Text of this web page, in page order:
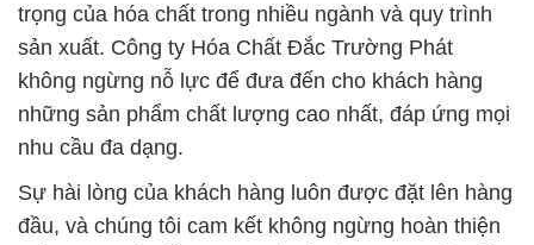
trọng của hóa chất trong nhiều ngành và quy trình
sản xuất. Công ty Hóa Chất Đắc Trường Phát
không ngừng nỗ lực để đưa đến cho khách hàng
những sản phẩm chất lượng cao nhất, đáp ứng mọi
nhu cầu đa dạng.
Sự hài lòng của khách hàng luôn được đặt lên hàng
đầu, và chúng tôi cam kết không ngừng hoàn thiện